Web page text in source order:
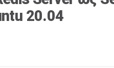
20.04